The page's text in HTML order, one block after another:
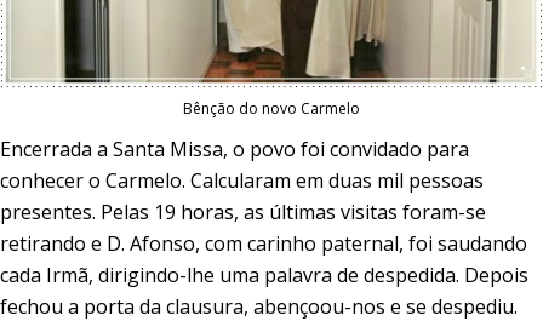
Bênção do novo Carmelo
Encerrada a Santa Missa, o povo foi convidado para
conhecer o Carmelo. Calcularam em duas mil pessoas
presentes. Pelas 19 horas, as últimas visitas foram-se
retirando e D. Afonso, com carinho paternal, foi saudando
cada Irmã, dirigindo-lhe uma palavra de despedida. Depois
fechou a porta da clausura, abençoou-nos e se despediu.